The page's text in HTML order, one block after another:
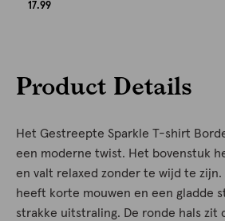
17.99
Product Details
Het Gestreepte Sparkle T-shirt
een moderne twist. Het bovenstuk
en valt relaxed zonder te wijd te
heeft korte mouwen en een gladde
strakke uitstraling. De ronde hals zit